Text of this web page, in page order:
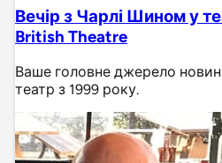
Вечір з Чарлі Шином у
British Theatre
Ваше головне джерело
театр з 1999 року.